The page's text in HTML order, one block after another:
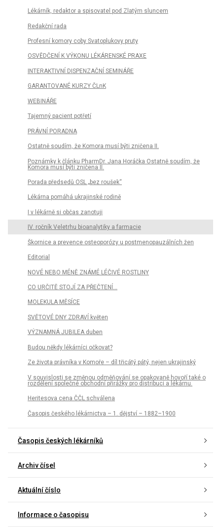
Lékárník, redaktor a spisovatel pod Zlatým sluncem
Redakční rada
Profesní komory coby Svatoplukovy pruty
OSVĚDČENÍ K VÝKONU LÉKÁRENSKÉ PRAXE
INTERAKTIVNÍ DISPENZAČNÍ SEMINÁŘE
GARANTOVANÉ KURZY ČLnK
WEBINÁŘE
Tajemný pacient potřetí
PRÁVNÍ PORADNA
Ostatně soudím, že Komora musí býti zničena II.
Poznámky k článku PharmDr. Jana Horáčka Ostatně soudím, že
Komora musí býti zničena II.
Porada předsedů OSL „bez roušek“
Lékárna pomáhá ukrajinské rodině
I v lékárně si občas zanotuji
IV. ročník Veletrhu bioanalytiky a farmacie
Škornice a prevence osteoporózy u postmenopauzálních žen
Editorial
NOVÉ NEBO MÉNĚ ZNÁMÉ LÉČIVÉ ROSTLINY
CO URČITĚ STOJÍ ZA PŘEČTENÍ...
MOLEKULA MĚSÍCE
SVĚTOVÉ DNY ZDRAVÍ květen
VÝZNAMNÁ JUBILEA duben
Budou někdy lékárníci očkovat?
Ze života právníka v Komoře – díl třicátý pátý, nejen ukrajinský
V souvislosti se změnou odměňování se opakovaně hovoří také o
rozdělení společné obchodní přirážky pro distribuci a lékárnu.
Heritesova cena ČČL schválena
Časopis českého lékárnictva – 1. dějství – 1882–1900
Časopis českých lékárníků
Archiv čísel
Aktuální číslo
Informace o časopisu